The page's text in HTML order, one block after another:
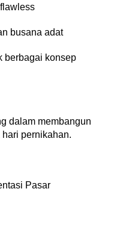
busana adat
berbagai konsep
dalam membangun
pernikahan.
Pasar